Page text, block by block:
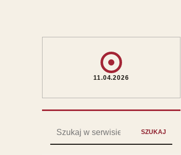
11.04.2026
SZUKAJ